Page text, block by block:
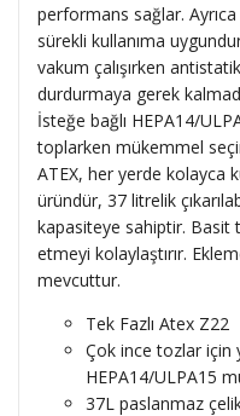
performans sağlar.
sürekli kullanıma
vakum çalışırken
durdurmaya gerek
İsteğe bağlı HEPA14/
toplarken mükemmel
ATEX, her yerde kolayca
üründür, 37 litrelik
kapasiteye sahiptir. Basit
etmeyi kolaylaştırır.
mevcuttur.
Tek Fazlı Atex Z22
Çok ince tozlar için
HEPA14/ULPA15
37L paslanmaz